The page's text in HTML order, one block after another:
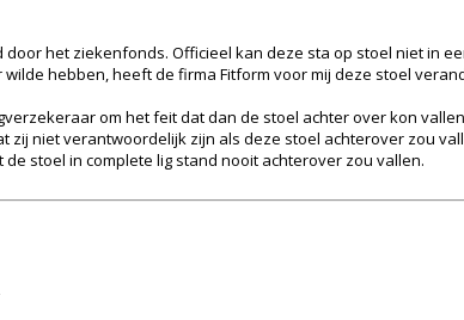
het ziekenfonds. Officieel kan deze sta op stoel niet in
hebben, heeft de firma Fitform voor mij deze stoel
om het feit dat dan de stoel achter over kon
zij niet verantwoordelijk zijn als deze stoel achterover zou
stoel in complete lig stand nooit achterover zou vallen.